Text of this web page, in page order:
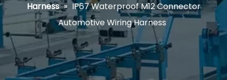
Harness » IP67 Waterproof M12 Connector
Automotive Wiring Harness